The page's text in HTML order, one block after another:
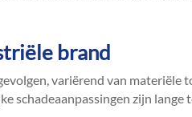
brand
variërend van materiële
schadeaanpassingen zijn